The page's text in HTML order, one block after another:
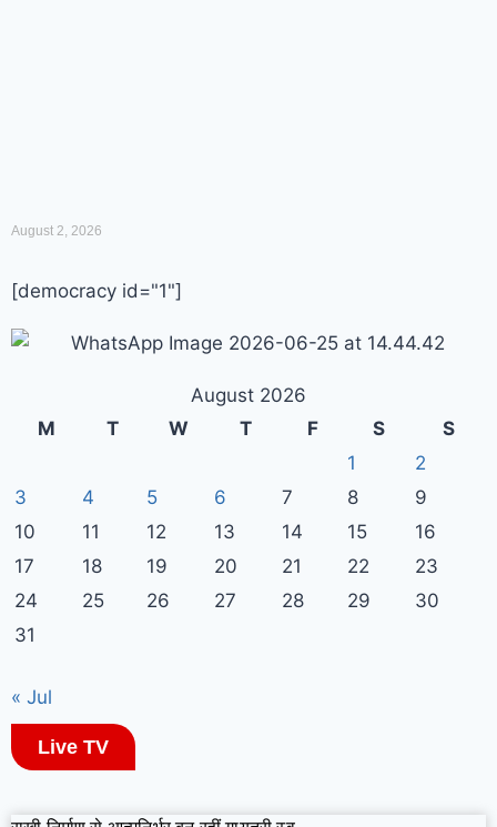
August 2, 2026
[democracy id="1"]
August 2026
M
T W T F S
S
1
2
3
4 5 6 7 8
9
10
11 12 13 14 15
16
17
18 19 20 21 22
23
24
25 26 27 28 29
30
31
« Jul
Live TV